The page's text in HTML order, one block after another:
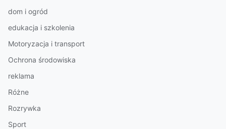
dom i ogród
edukacja i szkolenia
Motoryzacja i transport
Ochrona środowiska
reklama
Różne
Rozrywka
Sport